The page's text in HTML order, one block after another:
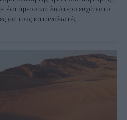
ένα άμεσο και λιγότερο ευχάριστο
για τους καταναλωτές.